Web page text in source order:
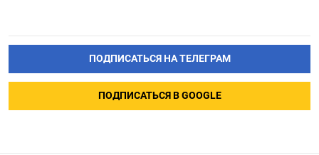
ПОДПИСАТЬСЯ НА ТЕЛЕГРАМ
ПОДПИСАТЬСЯ В GOOGLE